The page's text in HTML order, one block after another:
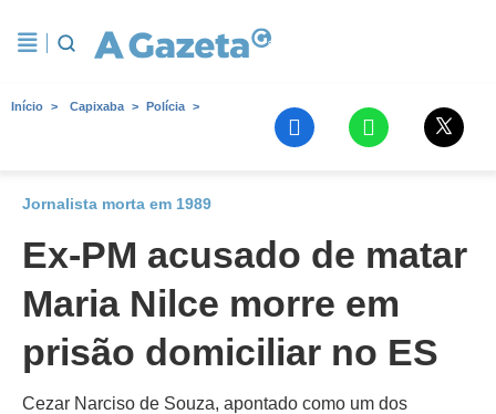
Início Capixaba Polícia
Jornalista morta em 1989
Ex-PM acusado de matar
Maria Nilce morre em
prisão domiciliar no ES
Cezar Narciso de Souza, apontado como um dos